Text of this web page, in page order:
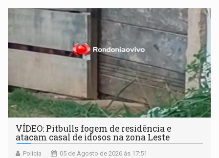
VÍDEO: Pitbulls fogem de residência e
atacam casal de idosos na zona Leste
Polícia 05 de Agosto de 2026 às 17:51